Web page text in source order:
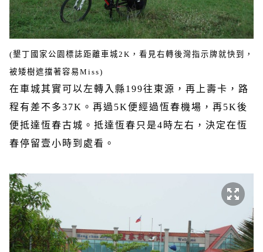
(墾丁國家公園標誌距離車城2K ，看見右轉後灣指示牌就快到，
被矮樹遮擋著容易 Miss)
在車城其實可以左轉入縣199往東源，再上壽卡，路
程有差不多37K 。再過 5K便經過恆春機場，再5K後
便抵達恆春古城。抵達恆春只是4 時左右，決定在恆
春停留壹小時到處看。